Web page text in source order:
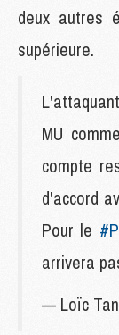
deux autres
supérieure.
MU
compte
d'accord
Pour le
arrivera
— Loïc